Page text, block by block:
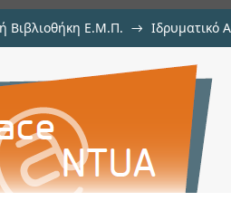
Βιβλιοθήκη Ε.Μ.Π. → Ιδρυματικό
επικαθήμενοι